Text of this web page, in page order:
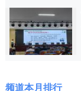
频道本月排行